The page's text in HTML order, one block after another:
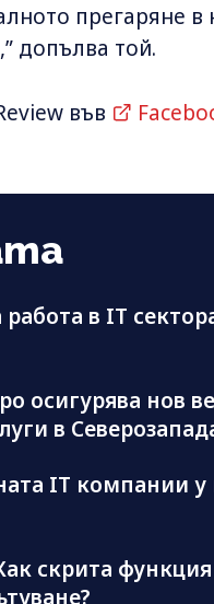
прегаряне в
допълва той.
във
в IT
осигурява нов
в
IT компании у
скрита